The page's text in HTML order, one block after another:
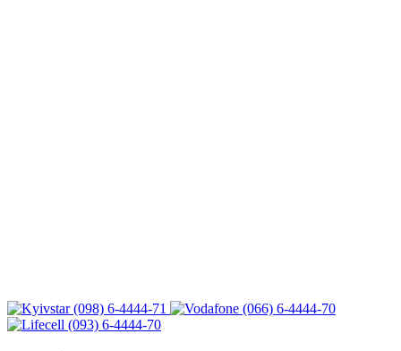
(098) 6-4444-71
(066) 6-4444-70
(093) 6-4444-70